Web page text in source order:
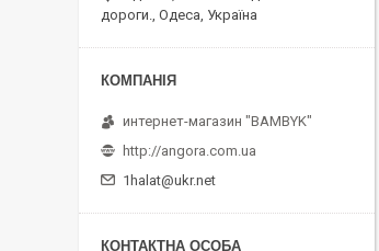
дороги., Одеса, Україна
интернет-магазин "BAMBYK"
http://angora.com.ua
1halat@ukr.net